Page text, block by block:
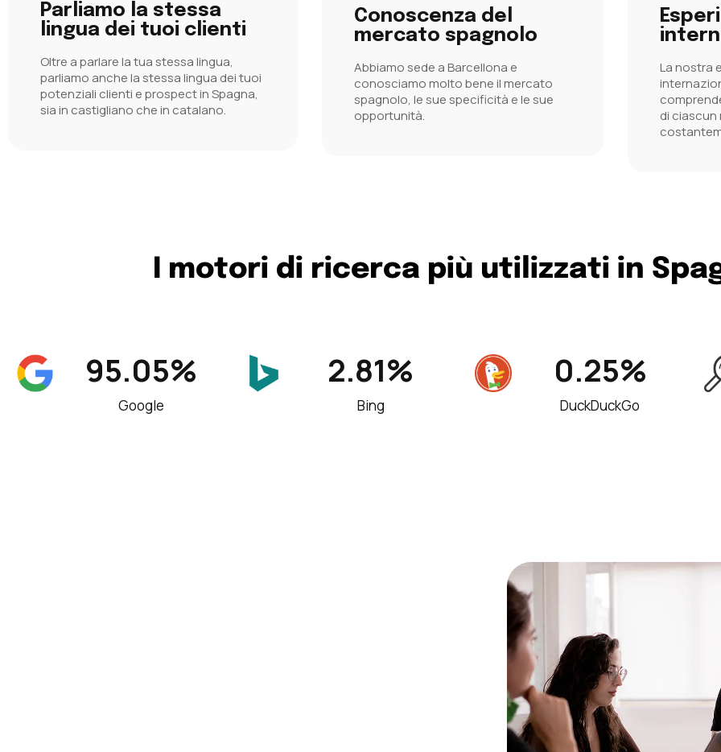
Parliamo la stessa
lingua dei tuoi clienti
Oltre a parlare la tua stessa lingua,
parliamo anche la stessa lingua dei tuoi
potenziali clienti e prospect in Spagna,
sia in castigliano che in catalano.
Conoscenza del
mercato spagnolo
Abbiamo sede a Barcellona e
conosciamo molto bene il mercato
spagnolo, le sue specificità e le sue
opportunità.
La nostra
di ciascun
I motori di ricerca più utilizzati in
95.05%
Google
2.81%
Bing
0.25%
DuckDuckGo